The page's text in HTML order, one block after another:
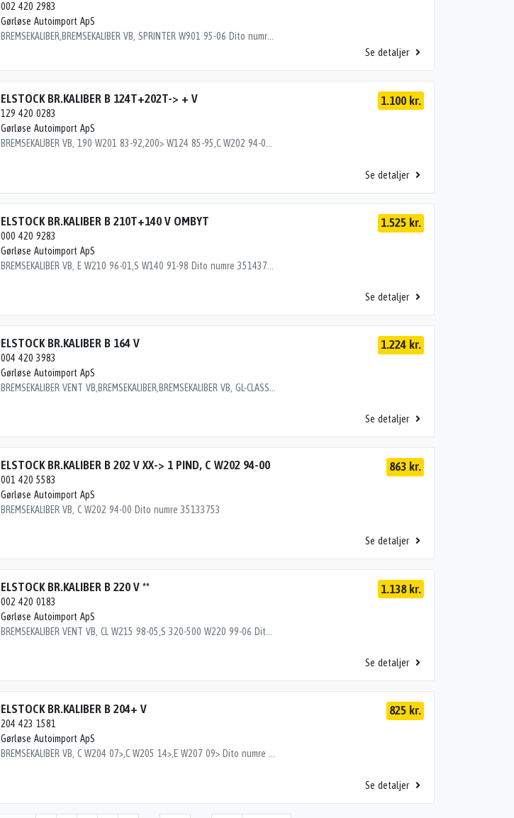
002 420 2983
Gørløse Autoimport ApS
BREMSEKALIBER,BREMSEKALIBER VB, SPRINTER W901 95-06 Dito numre 35463750, 35463753
Se detaljer
ELSTOCK BR.KALIBER B 124T+202T-> + V
129 420 0283
Gørløse Autoimport ApS
BREMSEKALIBER VB, 190 W201 83-92,200> W124 85-95,C W202 94-00,CLK W208 97-02>,E W210 96-01,SL 280-600 W129 90-01,SLK R170 97-04 Dito numre 35053753, 35123753, 35133753, 35143753, 35193753, 35243753, 35283753
1.100 kr.
Se detaljer
ELSTOCK BR.KALIBER B 210T+140 V OMBYT
000 420 9283
Gørløse Autoimport ApS
1.525 kr.
Se detaljer
ELSTOCK BR.KALIBER B 164 V
004 420 3983
Gørløse Autoimport ApS
1.224 kr.
Se detaljer
ELSTOCK BR.KALIBER B 202 V XX-> 1 PIND, C W202 94-00
001 420 5583
Gørløse Autoimport ApS
BREMSEKALIBER VB, C W202 94-00 Dito numre 35133753
863 kr.
Se detaljer
ELSTOCK BR.KALIBER B 220 V **
002 420 0183
Gørløse Autoimport ApS
1.138 kr.
Se detaljer
ELSTOCK BR.KALIBER B 204+ V
204 423 1581
Gørløse Autoimport ApS
BREMSEKALIBER VB, C W204 07>,C W205 14>,E W207 09> Dito numre 35403753, 35423753, 35553753
825 kr.
Se detaljer